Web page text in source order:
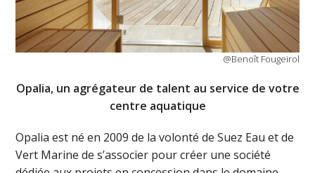
@Benoît Fougeirol
Opalia, un agrégateur de talent au service de votre
centre aquatique
Opalia est né en 2009 de la volonté de Suez Eau et de
Vert Marine de s’associer pour créer une société